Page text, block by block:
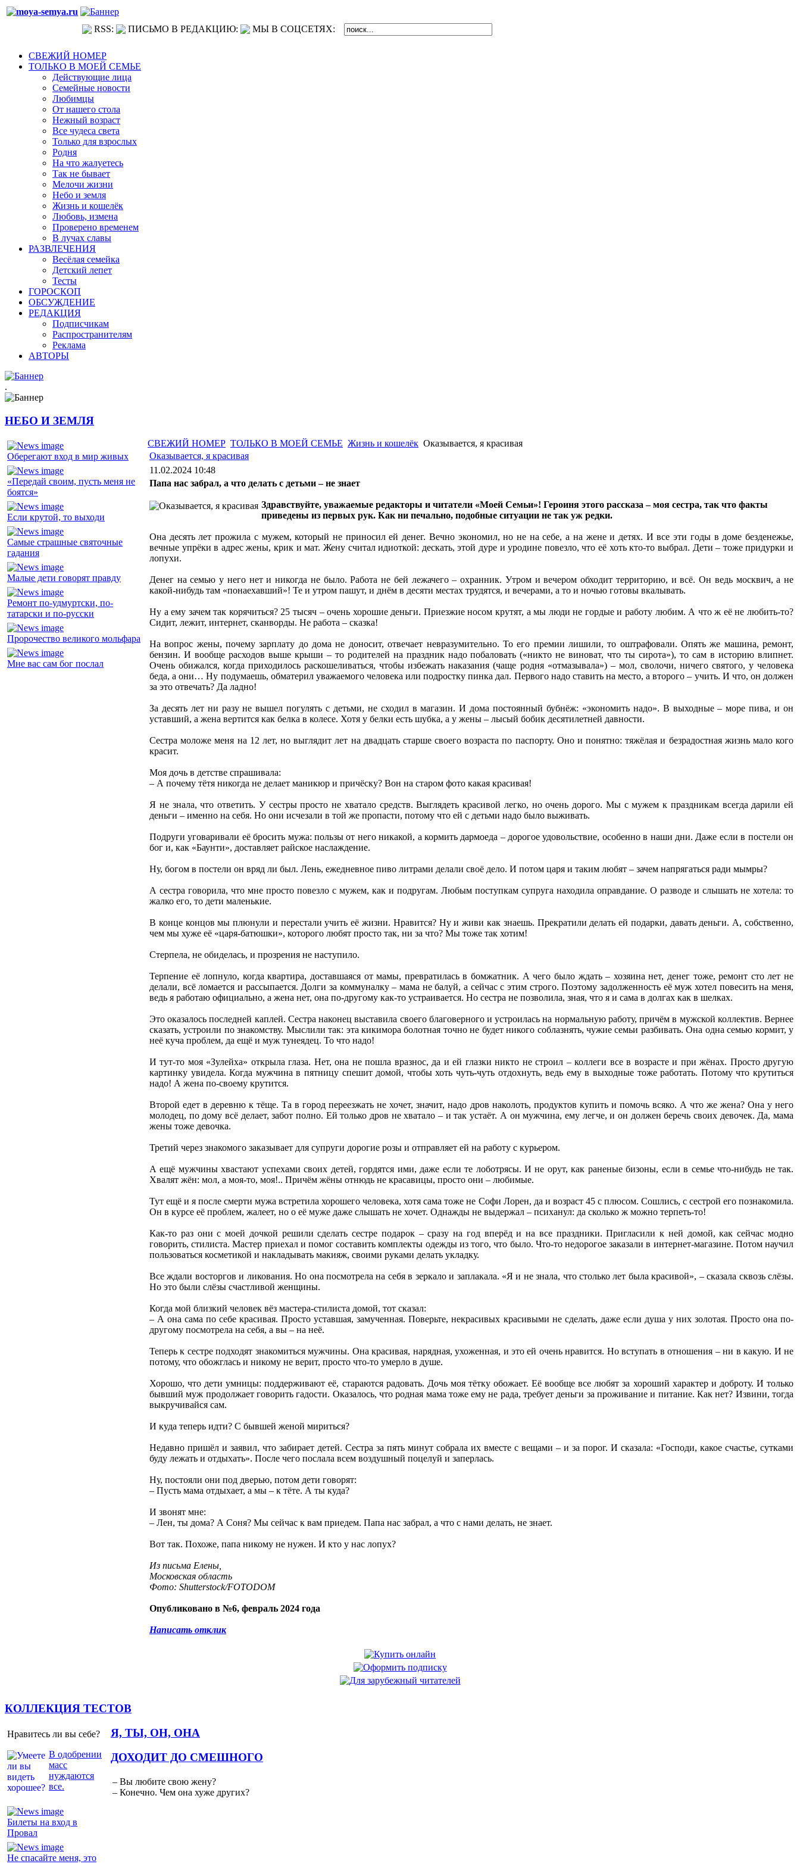
RSS: ПИСЬМО В РЕДАКЦИЮ: МЫ В СОЦСЕТЯХ:
СВЕЖИЙ НОМЕР
ТОЛЬКО В МОЕЙ СЕМЬЕ
Действующие лица
Семейные новости
Любимцы
От нашего стола
Нежный возраст
Все чудеса света
Только для взрослых
Родня
На что жалуетесь
Так не бывает
Мелочи жизни
Небо и земля
Жизнь и кошелёк
Любовь, измена
Проверено временем
В лучах славы
РАЗВЛЕЧЕНИЯ
Весёлая семейка
Детский лепет
Тесты
ГОРОСКОП
ОБСУЖДЕНИЕ
РЕДАКЦИЯ
Подписчикам
Распространителям
Реклама
АВТОРЫ
.
НЕБО И ЗЕМЛЯ
Оберегают вход в мир живых
«Передай своим, пусть меня не
боятся»
Если крутой, то выходи
Самые страшные святочные
гадания
Малые дети говорят правду
Ремонт по-удмуртски, по-
татарски и по-русски
Пророчество великого мольфара
Мне вас сам бог послал
СВЕЖИЙ НОМЕР ТОЛЬКО В МОЕЙ СЕМЬЕ Жизнь и кошелёк Оказывается, я красивая
Оказывается, я красивая
11.02.2024 10:48
Папа нас забрал, а что делать с детьми – не знает
Здравствуйте, уважаемые редакторы и читатели «Моей Семьи»! Героиня этого рассказа – моя сестра, так что факты
приведены из первых рук. Как ни печально, подобные ситуации не так уж редки.
Она десять лет прожила с мужем, который не приносил ей денег. Вечно экономил, но не на себе, а на жене и детях. И все эти годы в доме безденежье,
вечные упрёки в адрес жены, крик и мат. Жену считал идиоткой: дескать, этой дуре и уродине повезло, что её хоть кто-то выбрал. Дети – тоже придурки и
лопухи.
Денег на семью у него нет и никогда не было. Работа не бей лежачего – охранник. Утром и вечером обходит территорию, и всё. Он ведь москвич, а не
какой-нибудь там «понаехавший»! Те и утром пашут, и днём в десяти местах трудятся, и вечерами, а то и ночью готовы вкалывать.
Ну а ему зачем так корячиться? 25 тысяч – очень хорошие деньги. Приезжие носом крутят, а мы люди не гордые и работу любим. А что ж её не любить-то?
Сидит, лежит, интернет, сканворды. Не работа – сказка!
На вопрос жены, почему зарплату до дома не доносит, отвечает невразумительно. То его премии лишили, то оштрафовали. Опять же машина, ремонт,
бензин. И вообще расходов выше крыши – то родителей на праздник надо побаловать («никто не виноват, что ты сирота»), то сам в историю влипнет.
Очень обижался, когда приходилось раскошеливаться, чтобы избежать наказания (чаще родня «отмазывала») – мол, сволочи, ничего святого, у человека
беда, а они… Ну подумаешь, обматерил уважаемого человека или подростку пинка дал. Первого надо ставить на место, а второго – учить. И что, он должен
за это отвечать? Да ладно!
За десять лет ни разу не вышел погулять с детьми, не сходил в магазин. И дома постоянный бубнёж: «экономить надо». В выходные – море пива, и он
уставший, а жена вертится как белка в колесе. Хотя у белки есть шубка, а у жены – лысый бобик десятилетней давности.
Сестра моложе меня на 12 лет, но выглядит лет на двадцать старше своего возраста по паспорту. Оно и понятно: тяжёлая и безрадостная жизнь мало кого
красит.
Моя дочь в детстве спрашивала:
– А почему тётя никогда не делает маникюр и причёску? Вон на старом фото какая красивая!
Я не знала, что ответить. У сестры просто не хватало средств. Выглядеть красивой легко, но очень дорого. Мы с мужем к праздникам всегда дарили ей
деньги – именно на себя. Но они исчезали в той же пропасти, потому что ей с детьми надо было выживать.
Подруги уговаривали её бросить мужа: пользы от него никакой, а кормить дармоеда – дорогое удовольствие, особенно в наши дни. Даже если в постели он
бог и, как «Баунти», доставляет райское наслаждение.
Ну, богом в постели он вряд ли был. Лень, ежедневное пиво литрами делали своё дело. И потом царя и таким любят – зачем напрягаться ради мымры?
А сестра говорила, что мне просто повезло с мужем, как и подругам. Любым поступкам супруга находила оправдание. О разводе и слышать не хотела: то
жалко его, то дети маленькие.
В конце концов мы плюнули и перестали учить её жизни. Нравится? Ну и живи как знаешь. Прекратили делать ей подарки, давать деньги. А, собственно,
чем мы хуже её «царя-батюшки», которого любят просто так, ни за что? Мы тоже так хотим!
Стерпела, не обиделась, и прозрения не наступило.
Терпение её лопнуло, когда квартира, доставшаяся от мамы, превратилась в бомжатник. А чего было ждать – хозяина нет, денег тоже, ремонт сто лет не
делали, всё ломается и рассыпается. Долги за коммуналку – мама не балуй, а сейчас с этим строго. Поэтому задолженность её муж хотел повесить на меня,
ведь я работаю официально, а жена нет, она по-другому как-то устраивается. Но сестра не позволила, зная, что я и сама в долгах как в шелках.
Это оказалось последней каплей. Сестра наконец выставила своего благоверного и устроилась на нормальную работу, причём в мужской коллектив. Вернее
сказать, устроили по знакомству. Мыслили так: эта кикимора болотная точно не будет никого соблазнять, чужие семьи разбивать. Она одна семью кормит, у
неё куча проблем, да ещё и муж тунеядец. То что надо!
И тут-то моя «Зулейха» открыла глаза. Нет, она не пошла вразнос, да и ей глазки никто не строил – коллеги все в возрасте и при жёнах. Просто другую
картинку увидела. Когда мужчина в пятницу спешит домой, чтобы хоть чуть-чуть отдохнуть, ведь ему в выходные тоже работать. Потому что крутиться
надо! А жена по-своему крутится.
Второй едет в деревню к тёще. Та в город переезжать не хочет, значит, надо дров наколоть, продуктов купить и помочь всяко. А что же жена? Она у него
молодец, по дому всё делает, забот полно. Ей только дров не хватало – и так устаёт. А он мужчина, ему легче, и он должен беречь своих девочек. Да, мама
жены тоже девочка.
Третий через знакомого заказывает для супруги дорогие розы и отправляет ей на работу с курьером.
А ещё мужчины хвастают успехами своих детей, гордятся ими, даже если те лоботрясы. И не орут, как раненые бизоны, если в семье что-нибудь не так.
Хвалят жён: мол, а моя-то, моя!.. Причём жёны отнюдь не красавицы, просто они – любимые.
Тут ещё и я после смерти мужа встретила хорошего человека, хотя сама тоже не Софи Лорен, да и возраст 45 с плюсом. Сошлись, с сестрой его познакомила.
Он в курсе её проблем, жалеет, но о её муже даже слышать не хочет. Однажды не выдержал – психанул: да сколько ж можно терпеть-то!
Как-то раз они с моей дочкой решили сделать сестре подарок – сразу на год вперёд и на все праздники. Пригласили к ней домой, как сейчас модно
говорить, стилиста. Мастер приехал и помог составить комплекты одежды из того, что было. Что-то недорогое заказали в интернет-магазине. Потом научил
пользоваться косметикой и накладывать макияж, своими руками делать укладку.
Все ждали восторгов и ликования. Но она посмотрела на себя в зеркало и заплакала. «Я и не знала, что столько лет была красивой», – сказала сквозь слёзы.
Но это были слёзы счастливой женщины.
Когда мой близкий человек вёз мастера-стилиста домой, тот сказал:
– А она сама по себе красивая. Просто уставшая, замученная. Поверьте, некрасивых красивыми не сделать, даже если душа у них золотая. Просто она по-
другому посмотрела на себя, а вы – на неё.
Теперь к сестре подходят знакомиться мужчины. Она красивая, нарядная, ухоженная, и это ей очень нравится. Но вступать в отношения – ни в какую. И не
потому, что обожглась и никому не верит, просто что-то умерло в душе.
Хорошо, что дети умницы: поддерживают её, стараются радовать. Дочь моя тётку обожает. Её вообще все любят за хороший характер и доброту. И только
бывший муж продолжает говорить гадости. Оказалось, что родная мама тоже ему не рада, требует деньги за проживание и питание. Как нет? Извини, тогда
выкручивайся сам.
И куда теперь идти? С бывшей женой мириться?
Недавно пришёл и заявил, что забирает детей. Сестра за пять минут собрала их вместе с вещами – и за порог. И сказала: «Господи, какое счастье, сутками
буду лежать и отдыхать». После чего послала всем воздушный поцелуй и заперлась.
Ну, постояли они под дверью, потом дети говорят:
– Пусть мама отдыхает, а мы – к тёте. А ты куда?
И звонят мне:
– Лен, ты дома? А Соня? Мы сейчас к вам приедем. Папа нас забрал, а что с нами делать, не знает.
Вот так. Похоже, папа никому не нужен. И кто у нас лопух?
Из письма Елены,
Московская область
Фото: Shutterstock/FOTODOM
Опубликовано в №6, февраль 2024 года
Написать отклик
КОЛЛЕКЦИЯ ТЕСТОВ
Нравитесь ли вы себе?
В одобрении
масс
нуждаются
все.
Я, ТЫ, ОН, ОНА
Билеты на вход в
Провал
Не спасайте меня, это
ДОХОДИТ ДО СМЕШНОГО
– Вы любите свою жену?
– Конечно. Чем она хуже других?